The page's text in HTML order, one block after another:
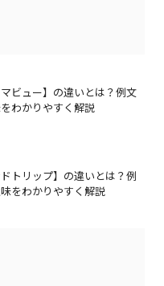
マビュー】の違いとは？例文
わかりやすく解説
トリップ】の違いとは？例
をわかりやすく解説